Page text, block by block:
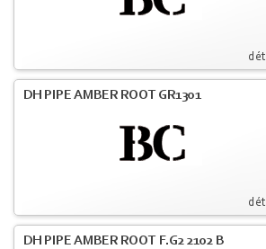
DH PIPE AMBER ROOT GR1301
DH PIPE AMBER ROOT F.G2 2102 B